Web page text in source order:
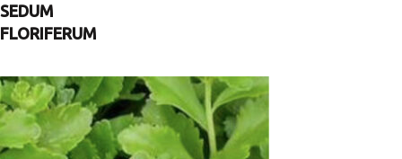
SEDUM
FLORIFERUM